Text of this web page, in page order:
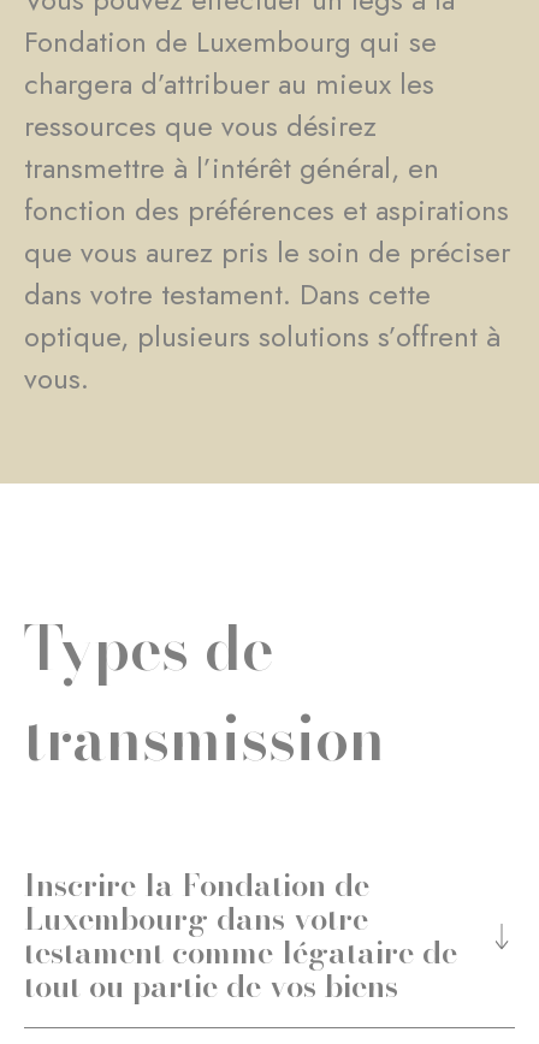
Fondation de Luxembourg qui se
chargera d’attribuer au mieux les
ressources que vous désirez
transmettre à l’intérêt général, en
fonction des préférences et aspirations
que vous aurez pris le soin de préciser
dans votre testament. Dans cette
optique, plusieurs solutions s’offrent à
vous.
Types de
transmission
Inscrire la Fondation de
Luxembourg dans votre
testament comme légataire de
tout ou partie de vos biens